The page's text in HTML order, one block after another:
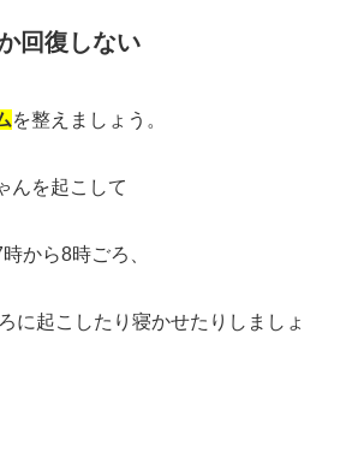
回復しない
を整えましょう。
んを起こして
から8時ごろ、
に起こしたり寝かせたりしましょ